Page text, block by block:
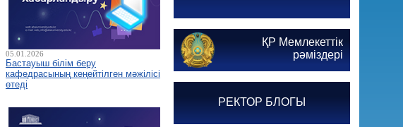
05.01.2026
Бастауыш білім беру
кафедрасының кеңейтілген мәжілісі
өтеді
ҚР Мемлекеттік
рәміздері
РЕКТОР БЛОГЫ